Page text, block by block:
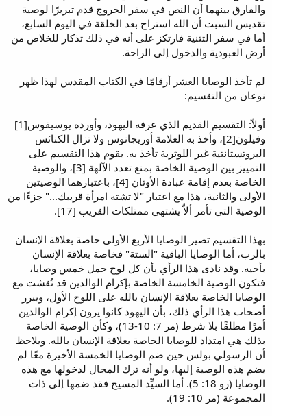
والفارق بينهما أن النص في سفر الخروج قدم تبريرًا لوصية
تقديس السبت أن الله استراح بعد الخلقة في اليوم السابع،
أما في سفر التثنية فارتكز على أنه في ذلك تذكار للخلاص من
أرض العبودية والدخول إلى الراحة.
لم تأخذ الوصايا العشر أرقامًا في الكتاب المقدس لهذا ظهر
نوعان من التقسيم:
أولاً: التقسيم القديم الذي عرفه اليهود، وأورده يوسيفوس[1]
وفيلون[2]، وأخذ به العلامة أوريجانوس ولا تزال الكنائس
البروتستانتية غير اللوثرية تأخذ به. يقوم هذا التقسيم على
التمييز بين الوصية الخاصة بمنع تعدد الآلهة [3]، والوصية
الخاصة بعدم إقامة عبادة الأوثان [4]، باعتبارهما الوصيتين
الأولى والثانية، هذا مع اعتبار "لا تشته امرأة قريبك..." جزءًا من
الوصية التي تأمر ألاَّ يشتهي ممتلكات القريب [17].
بهذا التقسيم تصير الوصايا الأربع الأولى خاصة بعلاقة الإنسان
بالرب، أما الوصايا الباقية "الستة" فخاصة بعلاقة الإنسان
بأخيه. وقد نادى هذا الرأي بأن كل لوح حمل خمس وصايا،
فتكون الوصية الخامسة الخاصة بإكرام الوالدين قد نُقشت مع
الوصايا الخاصة بعلاقة الإنسان بالله على اللوح الأول، ويبرر
أصحاب هذا الرأي ذلك، بأن اليهود كانوا يرون إكرام الوالدين
أمرًا مطلقًا بلا شرط (مر 7: 10-13)، وكأن الوصية الخاصة
بذلك هي امتداد للوصايا الخاصة بعلاقة الإنسان بالله. ويلاحظ
أن الرسولي بولس حين ضم الوصايا الخمسة الأخيرة معًا لم
يضم هذه الوصية إليها، ولو أنه ترك المجال لدخولها مع هذه
الوصايا (رو 18: 5). أما السيِّد المسيح فقد ضمها إلى ذات
المجموعة (مر 10: 19).